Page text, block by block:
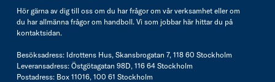
Hör gärna av dig till oss om du har frågor om vår verksamhet eller om
du har allmänna frågor om handboll. Vi som jobbar här hittar du på
kontaktsidan.
Besöksadress: Idrottens Hus, Skansbrogatan 7, 118 60 Stockholm
Leveransadress: Östgötagatan 98D, 116 64 Stockholm
Postadress: Box 11016, 100 61 Stockholm